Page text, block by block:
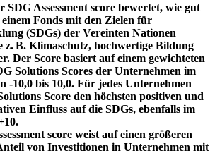
SDG Assessment score bewertet, wie gut
Fonds mit den Zielen für
(SDGs) der Vereinten Nationen
z. B. Klimaschutz, hochwertige Bildung
Der Score basiert auf einem gewichteten
Solutions Scores der Unternehmen im
-10,0 bis 10,0. Für jedes Unternehmen
Score den höchsten positiven und
Einfluss auf die SDGs, ebenfalls im
score weist auf einen größeren
von Investitionen in Unternehmen mit